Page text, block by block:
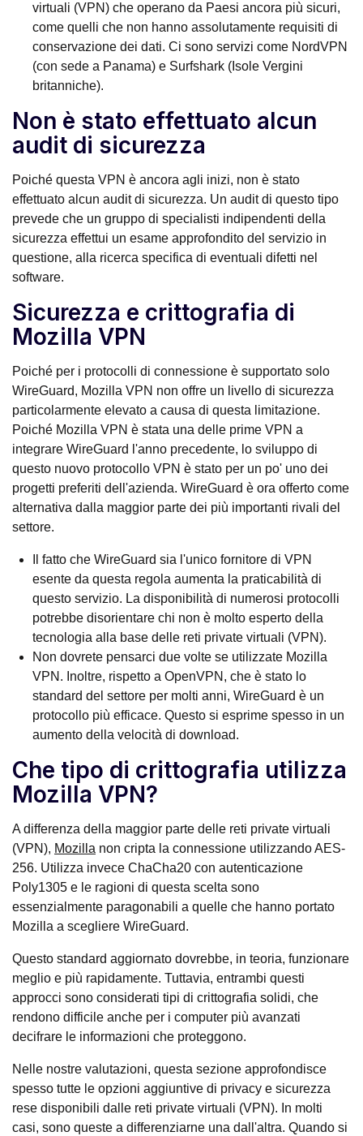
virtuali (VPN) che operano da Paesi ancora più sicuri,
come quelli che non hanno assolutamente requisiti di
conservazione dei dati. Ci sono servizi come NordVPN
(con sede a Panama) e Surfshark (Isole Vergini
britanniche).
Non è stato effettuato alcun
audit di sicurezza
Poiché questa VPN è ancora agli inizi, non è stato
effettuato alcun audit di sicurezza. Un audit di questo tipo
prevede che un gruppo di specialisti indipendenti della
sicurezza effettui un esame approfondito del servizio in
questione, alla ricerca specifica di eventuali difetti nel
software.
Sicurezza e crittografia di
Mozilla VPN
Poiché per i protocolli di connessione è supportato solo
WireGuard, Mozilla VPN non offre un livello di sicurezza
particolarmente elevato a causa di questa limitazione.
Poiché Mozilla VPN è stata una delle prime VPN a
integrare WireGuard l'anno precedente, lo sviluppo di
questo nuovo protocollo VPN è stato per un po' uno dei
progetti preferiti dell'azienda. WireGuard è ora offerto come
alternativa dalla maggior parte dei più importanti rivali del
settore.
Il fatto che WireGuard sia l'unico fornitore di VPN
esente da questa regola aumenta la praticabilità di
questo servizio. La disponibilità di numerosi protocolli
potrebbe disorientare chi non è molto esperto della
tecnologia alla base delle reti private virtuali (VPN).
Non dovrete pensarci due volte se utilizzate Mozilla
VPN. Inoltre, rispetto a OpenVPN, che è stato lo
standard del settore per molti anni, WireGuard è un
protocollo più efficace. Questo si esprime spesso in un
aumento della velocità di download.
Che tipo di crittografia utilizza
Mozilla VPN?
A differenza della maggior parte delle reti private virtuali
(VPN), Mozilla non cripta la connessione utilizzando AES-
256. Utilizza invece ChaCha20 con autenticazione
Poly1305 e le ragioni di questa scelta sono
essenzialmente paragonabili a quelle che hanno portato
Mozilla a scegliere WireGuard.
Questo standard aggiornato dovrebbe, in teoria, funzionare
meglio e più rapidamente. Tuttavia, entrambi questi
approcci sono considerati tipi di crittografia solidi, che
rendono difficile anche per i computer più avanzati
decifrare le informazioni che proteggono.
Nelle nostre valutazioni, questa sezione approfondisce
spesso tutte le opzioni aggiuntive di privacy e sicurezza
rese disponibili dalle reti private virtuali (VPN). In molti
casi, sono queste a differenziarne una dall'altra. Quando si